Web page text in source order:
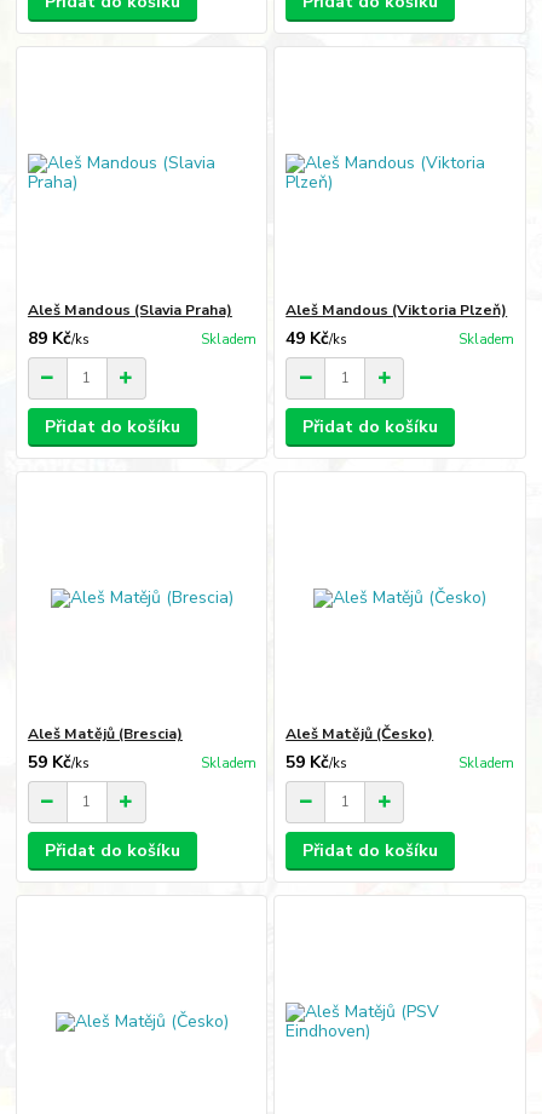
Aleš Mandous (Slavia Praha)
89 Kč/ks Skladem
Přidat do košíku
Aleš Mandous (Viktoria Plzeň)
49 Kč/ks Skladem
Přidat do košíku
Aleš Matějů (Brescia)
59 Kč/ks Skladem
Přidat do košíku
Aleš Matějů (Česko)
59 Kč/ks Skladem
Přidat do košíku